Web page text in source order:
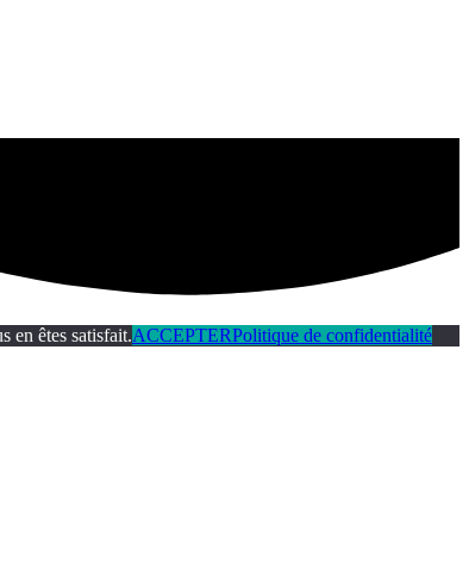
en êtes satisfait.ACCEPTERPolitique de confidentialité